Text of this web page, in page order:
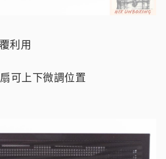
利用
可上下微調位置